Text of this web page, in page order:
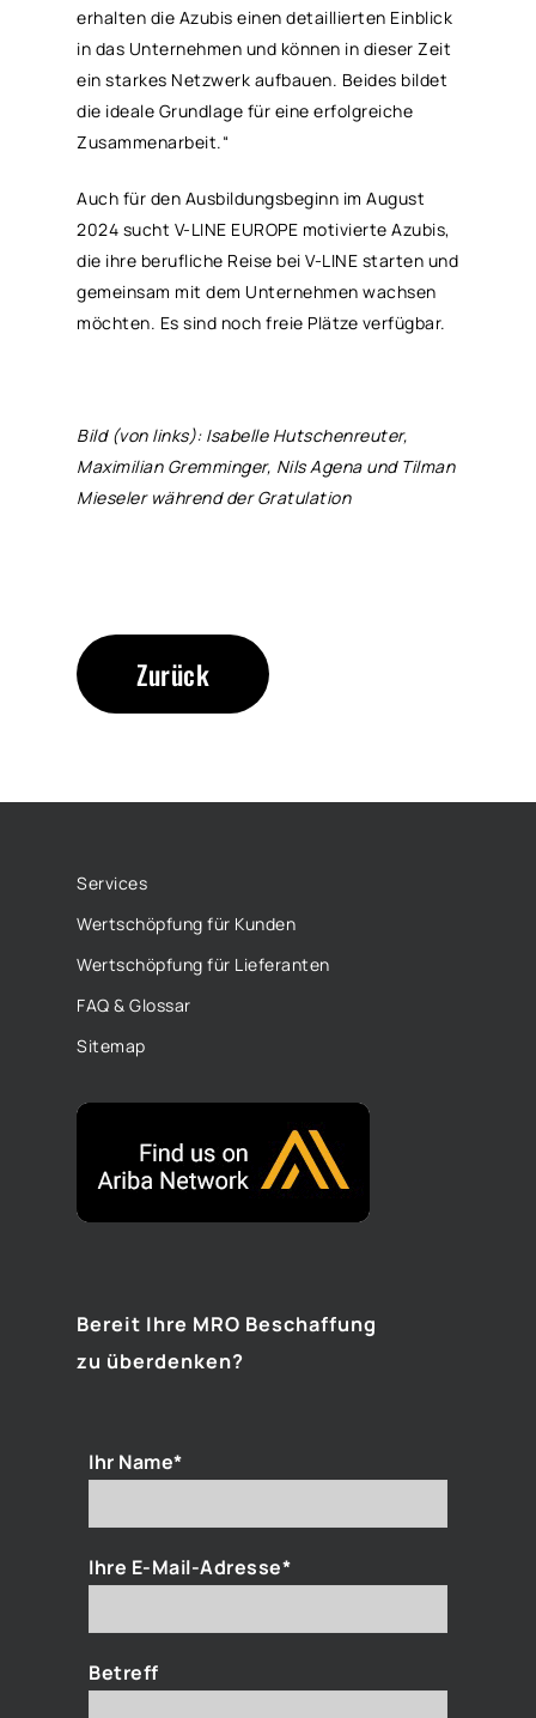
erhalten die Azubis einen detaillierten Einblick
in das Unternehmen und können in dieser Zeit
ein starkes Netzwerk aufbauen. Beides bildet
die ideale Grundlage für eine erfolgreiche
Zusammenarbeit.“
Auch für den Ausbildungsbeginn im August
2024 sucht V-LINE EUROPE motivierte Azubis,
die ihre berufliche Reise bei V-LINE starten und
gemeinsam mit dem Unternehmen wachsen
möchten. Es sind noch freie Plätze verfügbar.
Bild (von links): Isabelle Hutschenreuter,
Maximilian Gremminger, Nils Agena und Tilman
Mieseler während der Gratulation
Zurück
Services
Wertschöpfung für Kunden
Wertschöpfung für Lieferanten
FAQ & Glossar
Sitemap
Bereit Ihre MRO Beschaffung
zu überdenken?
Ihr Name*
Ihre E-Mail-Adresse*
Betreff